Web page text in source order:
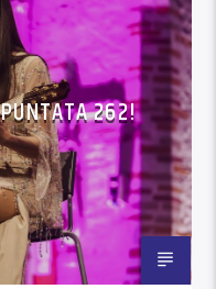
262!